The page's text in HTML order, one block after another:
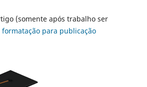
(somente após trabalho ser
formatação para publicação